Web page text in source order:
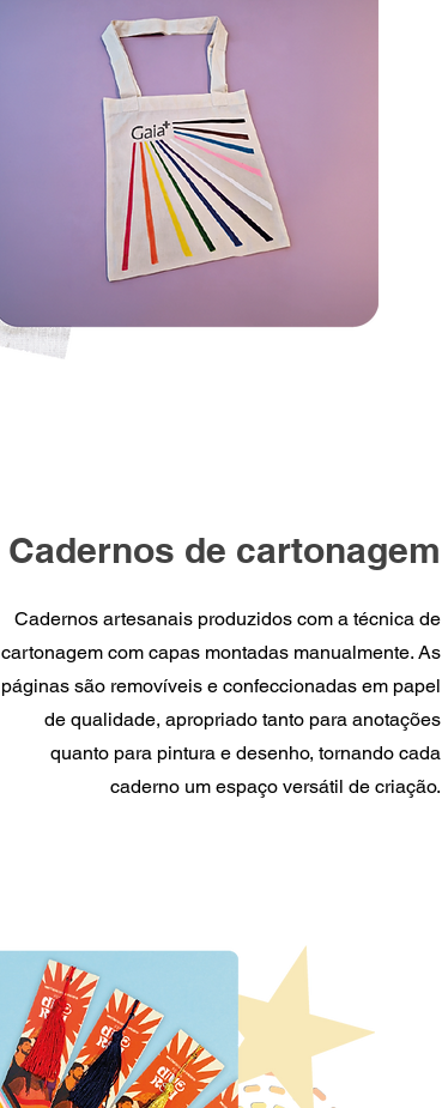
Cadernos de cartonagem
Cadernos artesanais produzidos com a técnica de
cartonagem com capas montadas manualmente. As
páginas são removíveis e confeccionadas em papel
de qualidade, apropriado tanto para anotações
quanto para pintura e desenho, tornando cada
caderno um espaço versátil de criação.